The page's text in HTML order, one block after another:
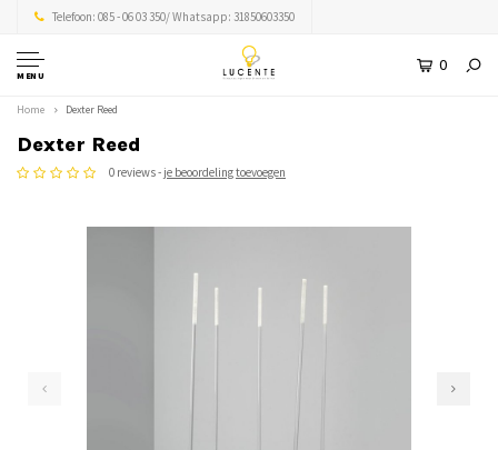
Telefoon: 085 - 06 03 350/ Whatsapp: 31850603350
MENU
0
Home Dexter Reed
Dexter Reed
0 reviews - je beoordeling toevoegen